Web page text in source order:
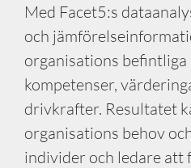
Med Facet5:s
och
organisations befintliga
kompetenser,
drivkrafter. Resultatet
organisations behov
individer och ledare att